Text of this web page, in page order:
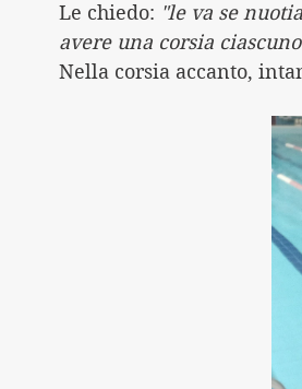
Le chiedo: "le va se
avere una corsia
Nella corsia accanto,